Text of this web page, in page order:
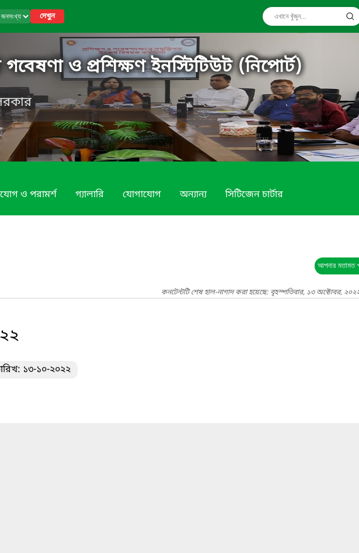
দেখুন
ও প্রশিক্ষণ ইনস্টিটিউট (নিপোর্ট)
ও পরামর্শ গ্যালারি যোগাযোগ অন্যান্য সিটিজেন চার্টার
আপনার মতামত
কনটেন্টটি শেষ হাল-নাগাদ করা হয়েছে: বৃহস্পতিবার, ১৩ অক্টোবর,
১৩-১০-২০২২